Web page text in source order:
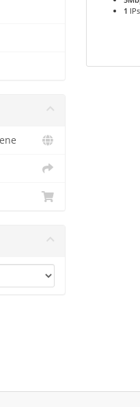
1 IPs